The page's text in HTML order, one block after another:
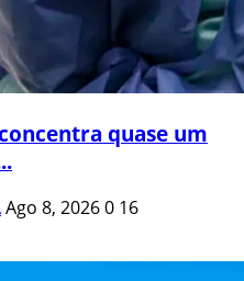
quase um
Ago 8, 20260 16